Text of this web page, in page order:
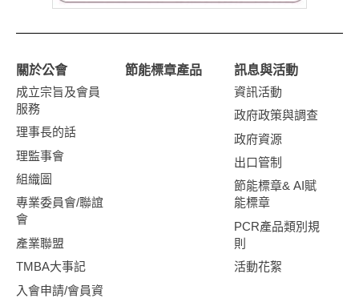
關於公會
成立宗旨及會員
服務
理事長的話
理監事會
組織圖
專業委員會/聯誼
會
產業聯盟
TMBA大事記
入會申請/會員資
節能標章產品
訊息與活動
資訊活動
政府政策與調查
政府資源
出口管制
節能標章& AI賦
能標章
PCR產品類別規
則
活動花絮